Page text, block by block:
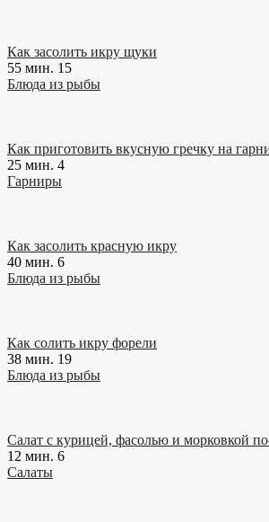
Как засолить икру щуки
55 мин. 15
Блюда из рыбы
Как приготовить вкусную гречку на
25 мин. 4
Гарниры
Как засолить красную икру
40 мин. 6
Блюда из рыбы
Как солить икру форели
38 мин. 19
Блюда из рыбы
Салат с курицей, фасолью и морковкой
12 мин. 6
Салаты